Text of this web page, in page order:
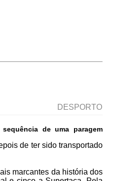
DESPORTO
de uma paragem
de ter sido transportado
marcantes da história dos